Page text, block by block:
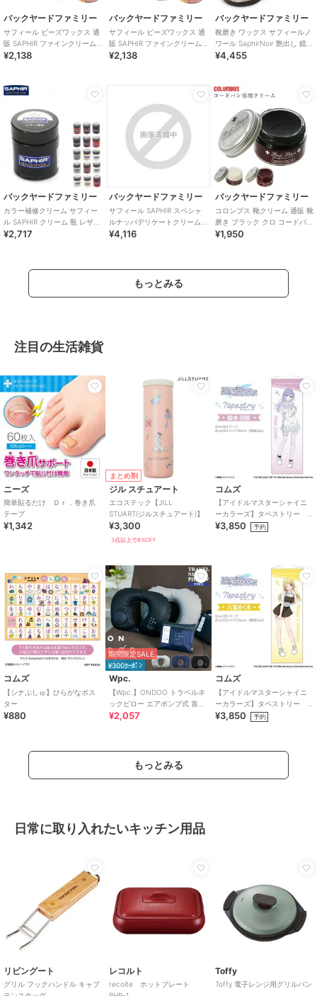
バックヤードファミリー
サフィール ビーズワックス 通
販 SAPHIR ファインクリーム
靴磨き クリーム ビーズワック
¥2,138
バックヤードファミリー
サフィール ビーズワックス 通
販 SAPHIR ファインクリーム
靴磨き クリーム ビーズワック
¥2,138
バックヤードファミリー
靴磨き ワックス サフィールノ
ワール SaphirNoir 艶出し 鏡面
磨き 光沢 天然ワックス 定
¥4,455
バックヤードファミリー
カラー補修クリーム サフィー
ル SAPHIR クリーム 瓶 レザー
革製品 定番 皮革製品 30ml
¥2,717
バックヤードファミリー
サフィール SAPHIR スペシャ
ルナッパデリケートクリーム
75ml
¥4,116
バックヤードファミリー
コロンブス 靴クリーム 通販 靴
磨き ブラック クロ コードバン
専用 馬革 ニュートラル バーガ
¥1,950
もっとみる
注目の生活雑貨
ニーズ
簡単貼るだけ Ｄｒ．巻き爪
テープ
¥1,342
まとめ割
ジル スチュアート
エコステック【JILL
STUART(ジルスチュアート)】
¥3,300
3点以上で8%OFF
コムズ
【アイドルマスターシャイニ
ーカラーズ】タペストリー
鈴木羽那
¥3,850 予約
コムズ
【シナぷしゅ】ひらがなポス
ター
¥880
期間限定SALE
¥300ｸｰﾎﾟﾝ
Wpc.
【Wpc.】ONDOO トラベルネ
ックピロー エアポンプ式 首枕
携帯枕 コンパクト 収納袋付き
¥2,057
コムズ
【アイドルマスターシャイニ
ーカラーズ】タペストリー
八宮めぐる
¥3,850 予約
もっとみる
日常に取り入れたいキッチン用品
リビングート
グリル フックハンドル キャプ
レコルト
recolte ホットプレート
Toffy
Toffy 電子レンジ用グリルパン